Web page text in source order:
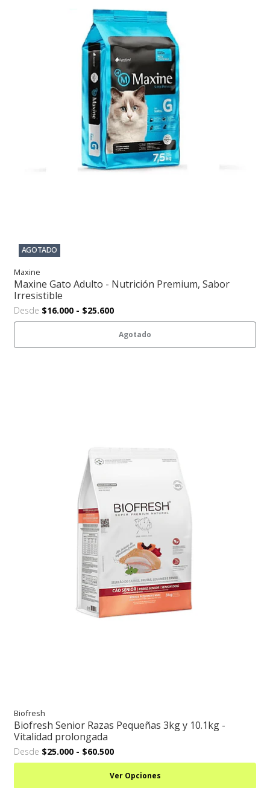
AGOTADO
Maxine
Maxine Gato Adulto - Nutrición Premium, Sabor
Irresistible
Desde $16.000 - $25.600
Agotado
Biofresh
Biofresh Senior Razas Pequeñas 3kg y 10.1kg -
Vitalidad prolongada
Desde $25.000 - $60.500
Ver Opciones